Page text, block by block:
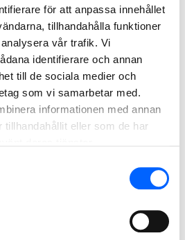
för att anpassa innehållet
tillhandahålla funktioner
vår trafik. Vi
identifierare och annan
till de sociala medier och
som vi samarbetar med.
informationen med annan
tillhandahållit eller som de har
med Ystadbostäder som
då det blev för dyrt. Därefter har
köpa fastigheterna där Kokillen
projektet.
med en stark och bra
arbetet med Kokillen, som
än hyresrätter. HSB
att tillsammans slutföra
överens om ett